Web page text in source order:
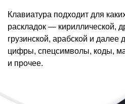
Клавиатура подходит для
раскладок — кириллической,
грузинской, арабской и далее
цифры, спецсимволы, коды,
и прочее.